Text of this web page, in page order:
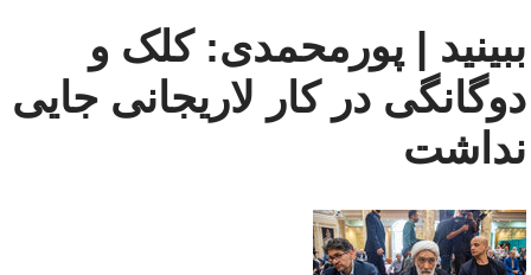
ببینید | پورمحمدی: کلک و
دوگانگی در کار لاریجانی جایی
نداشت